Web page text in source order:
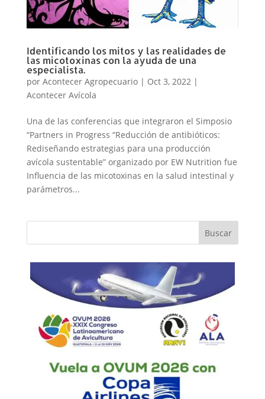
Identificando los mitos y las realidades de
las micotoxinas con la ayuda de una
especialista.
por Acontecer Agropecuario| Oct 3, 2022|
Acontecer Avícola
Una de las conferencias que integraron el Simposio
“Partners in Progress “Reducción de antibióticos:
Rediseñando estrategias para una producción
avícola sustentable” organizado por EW Nutrition fue
Influencia de las micotoxinas en la salud intestinal y
parámetros...
Buscar